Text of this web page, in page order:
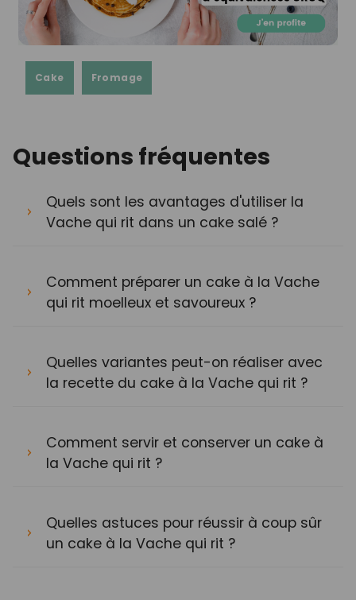
Cake Fromage
Questions fréquentes
Quels sont les avantages d'utiliser la
Vache qui rit dans un cake salé ?
Comment préparer un cake à la Vache
qui rit moelleux et savoureux ?
Quelles variantes peut-on réaliser avec
la recette du cake à la Vache qui rit ?
Comment servir et conserver un cake à
la Vache qui rit ?
Quelles astuces pour réussir à coup sûr
un cake à la Vache qui rit ?